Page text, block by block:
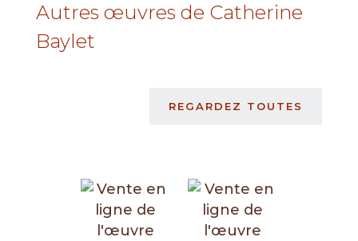
Autres œuvres de Catherine
Baylet
REGARDEZ TOUTES